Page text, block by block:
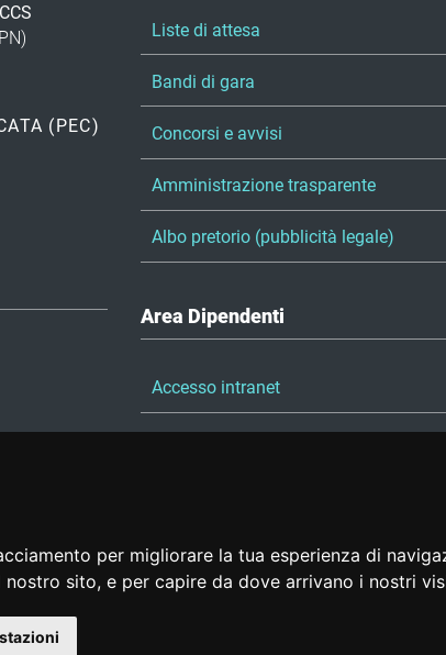
per migliorare la tua esperienza di
sito, e per capire da dove arrivano i nostri
(PEC)
Liste di attesa
Bandi di gara
Concorsi e avvisi
Amministrazione trasparente
Albo pretorio (pubblicità legale)
Area Dipendenti
Accesso intranet